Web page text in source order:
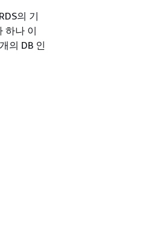
의 기
하나 이
의 DB 인